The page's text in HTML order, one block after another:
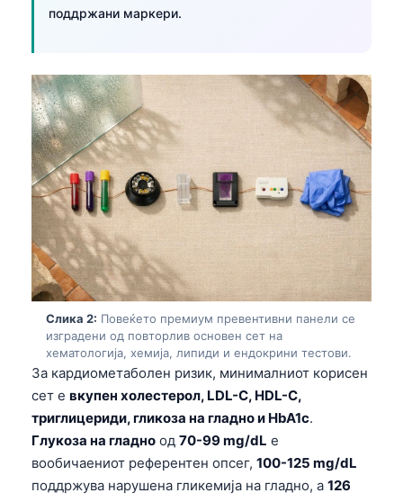
поддржани маркери.
Слика 2: Повеќето премиум превентивни панели се
изградени од повторлив основен сет на
хематологија, хемија, липиди и ендокрини тестови.
За кардиометаболен ризик, минималниот корисен
сет е вкупен холестерол, LDL-C, HDL-C,
триглицериди, гликоза на гладно и HbA1c.
Глукоза на гладно од 70-99 mg/dL е
вообичаениот референтен опсег, 100-125 mg/dL
поддржува нарушена гликемија на гладно, а 126